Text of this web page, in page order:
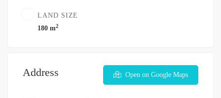
LAND SIZE
180 m2
Address Open on Google Maps